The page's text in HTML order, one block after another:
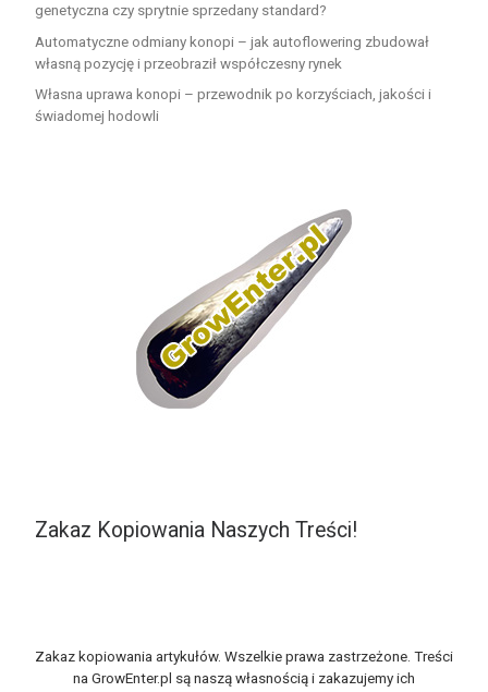
genetyczna czy sprytnie sprzedany standard?
Automatyczne odmiany konopi – jak autoflowering zbudował
własną pozycję i przeobraził współczesny rynek
Własna uprawa konopi – przewodnik po korzyściach, jakości i
świadomej hodowli
Zakaz Kopiowania Naszych Treści!
Zakaz kopiowania artykułów. Wszelkie prawa zastrzeżone. Treści
na GrowEnter.pl są naszą własnością i zakazujemy ich